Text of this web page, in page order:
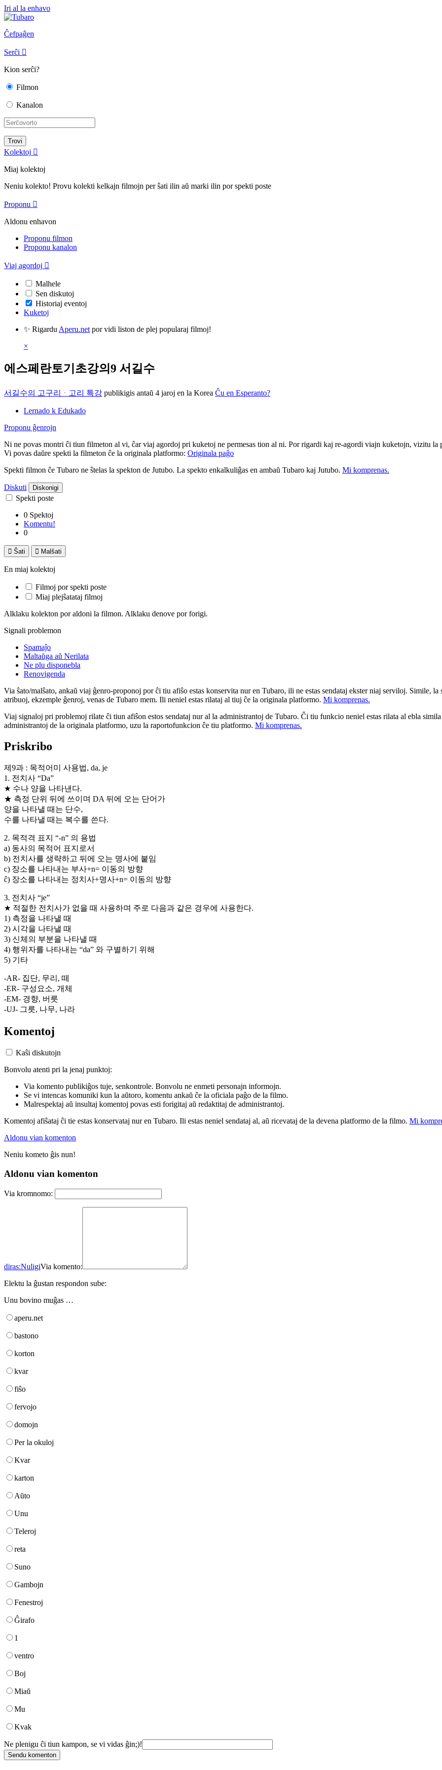
Iri al la enhavo
Ĉefpaĝen
Serĉi 
Kion serĉi?
Filmon
Kanalon
Kolektoj 
Miaj kolektoj
Neniu kolekto! Provu kolekti kelkajn filmojn per ŝati ilin aŭ marki ilin por spekti poste
Proponu 
Aldonu enhavon
Proponu filmon
Proponu kanalon
Viaj agordoj 
Malhele
Sen diskutoj
Historiaj eventoj
Kuketoj
✨ Rigardu Aperu.net por vidi liston de plej popularaj filmoj!
×
에스페란토기초강의9 서길수
서길수의 고구리ᆞ고리 특강 publikigis antaŭ 4 jaroj en la Korea Ĉu en Esperanto?
Lernado k Edukado
Proponu ĝenrojn
Ni ne povas montri ĉi tiun filmeton al vi, ĉar viaj agordoj pri kuketoj ne permesas tion al ni. Por rigardi kaj re-agordi viajn kuketojn, vizitu la
Vi povas daŭre spekti la filmeton ĉe la originala platformo: Originala paĝo
Spekti filmon ĉe Tubaro ne ŝtelas la spekton de Jutubo. La spekto enkalkuliĝas en ambaŭ Tubaro kaj Jutubo. Mi komprenas.
Diskuti Diskonigi
Spekti poste
0 Spektoj
Komentu!
0
 Ŝati  Malŝati
En miaj kolektoj
Filmoj por spekti poste
Miaj plejŝatataj filmoj
Alklaku kolekton por aldoni la filmon. Alklaku denove por forigi.
Signali problemon
Spamaĵo
Maltaŭga aŭ Nerilata
Ne plu disponebla
Renovigenda
Via ŝato/malŝato, ankaŭ viaj ĝenro-proponoj por ĉi tiu afiŝo estas konservita nur en Tubaro, ili ne estas sendataj ekster niaj serviloj. Simile,
atribuoj, ekzemple ĝenroj, venas de Tubaro mem. Ili neniel estas rilataj al tiuj ĉe la originala platformo. Mi komprenas.
Viaj signaloj pri problemoj rilate ĉi tiun afiŝon estos sendataj nur al la administrantoj de Tubaro. Ĉi tiu funkcio neniel estas rilata al ebla
administrantoj de la originala platformo, uzu la raportofunkcion ĉe tiu platformo. Mi komprenas.
Priskribo
제9과 : 목적어미 사용법, da, je
1. 전치사 “Da”
★ 수나 양을 나타낸다.
★ 측정 단위 뒤에 쓰이며 DA 뒤에 오는 단어가
양을 나타낼 때는 단수,
수를 나타낼 때는 복수를 쓴다.
2. 목적격 표지 “-n” 의 용법
a) 동사의 목적어 표지로서
b) 전치사를 생략하고 뒤에 오는 명사에 붙임
c) 장소를 나타내는 부사+n= 이동의 방향
ĉ) 장소를 나타내는 정치사+명사+n= 이동의 방향
3. 전치사 “je”
★ 적절한 전치사가 없을 때 사용하며 주로 다음과 같은 경우에 사용한다.
1) 측정을 나타낼 때
2) 시각을 나타낼 때
3) 신체의 부분을 나타낼 때
4) 행위자를 나타내는 “da” 와 구별하기 위해
5) 기타
-AR- 집단, 무리, 떼
-ER- 구성요소, 개체
-EM- 경향, 버릇
-UJ- 그릇, 나무, 나라
Komentoj
Kaŝi diskutojn
Bonvolu atenti pri la jenaj punktoj:
Via komento publikiĝos tuje, senkontrole. Bonvolu ne enmeti personajn informojn.
Se vi intencas komuniki kun la aŭtoro, komentu ankaŭ ĉe la oficiala paĝo de la filmo.
Malrespektaj aŭ insultaj komentoj povas esti forigitaj aŭ redaktitaj de administrantoj.
Komentoj afiŝataj ĉi tie estas konservataj nur en Tubaro. Ili estas neniel sendataj al, aŭ ricevataj de la devena platformo de la filmo. Mi
Aldonu vian komenton
Neniu kometo ĝis nun!
Aldonu vian komenton
Via kromnomo:
diras:NuligiVia komento:
Elektu la ĝustan respondon sube:
Unu bovino muĝas …
aperu.net
bastono
korton
kvar
fiŝo
fervojo
domojn
Per la okuloj
Kvar
karton
Aŭto
Unu
Teleroj
reta
Suno
Gambojn
Fenestroj
Ĝirafo
1
ventro
Boj
Miaŭ
Mu
Kvak
Ne plenigu ĉi tiun kampon, se vi vidas ĝin;)!